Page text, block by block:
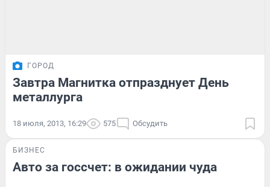
ГОРОД
Завтра Магнитка отпразднует День
металлурга
18 июля, 2013, 16:29 575 Обсудить
БИЗНЕС
Авто за госсчет: в ожидании чуда